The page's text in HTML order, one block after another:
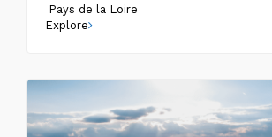
Pays de la Loire
Explore